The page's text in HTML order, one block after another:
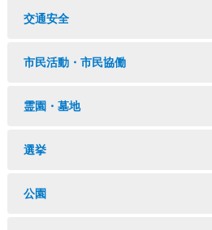
交通安全
市民活動・市民協働
霊園・墓地
選挙
公園